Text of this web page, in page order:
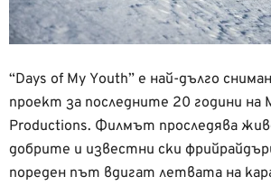
“Days of My Youth” е най-дълго
проект за последните 20 години на
Productions. Филмът проследява
добрите и известни ски
пореден път вдигат летвата на